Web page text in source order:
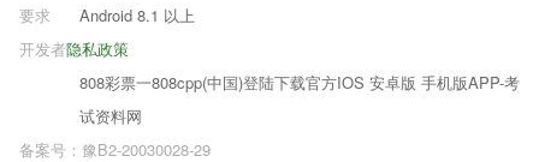
要求
Android 8.1 以上
隐私政策
开发者
808彩票一808cpp(中国)登陆下载官方IOS 安卓版 手机版APP-考
试资料网
备案号：豫B2-20030028-29